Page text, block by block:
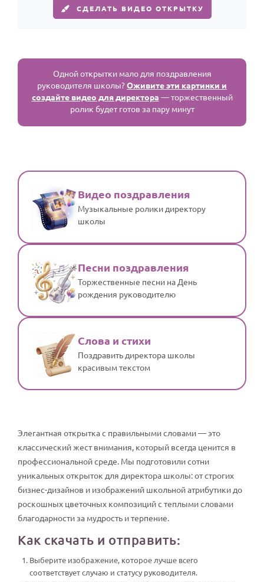
СДЕЛАТЬ ВИДЕО ОТКРЫТКУ
Одной открытки мало для поздравления
руководителя школы?Оживите эти картинки и
создайте видео для директора — торжественный
ролик будет готов за пару минут
Видео поздравления
Музыкальные ролики директору
школы
Песни поздравления
Торжественные песни на День
рождения руководителю
Слова и стихи
Поздравить директора школы
красивым текстом
Элегантная открытка с правильными словами — это
классический жест внимания, который всегда ценится в
профессиональной среде. Мы подготовили сотни
уникальных открыток для директора школы: от строгих
бизнес-дизайнов и изображений школьной атрибутики до
роскошных цветочных композиций с теплыми словами
благодарности за мудрость и терпение.
Как скачать и отправить:
Выберите изображение, которое лучше всего
соответствует случаю и статусу руководителя.